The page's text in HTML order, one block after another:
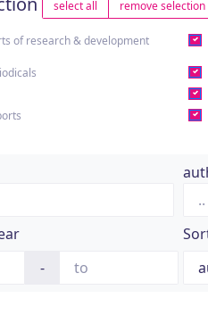
select all remove selection
of research & development
-